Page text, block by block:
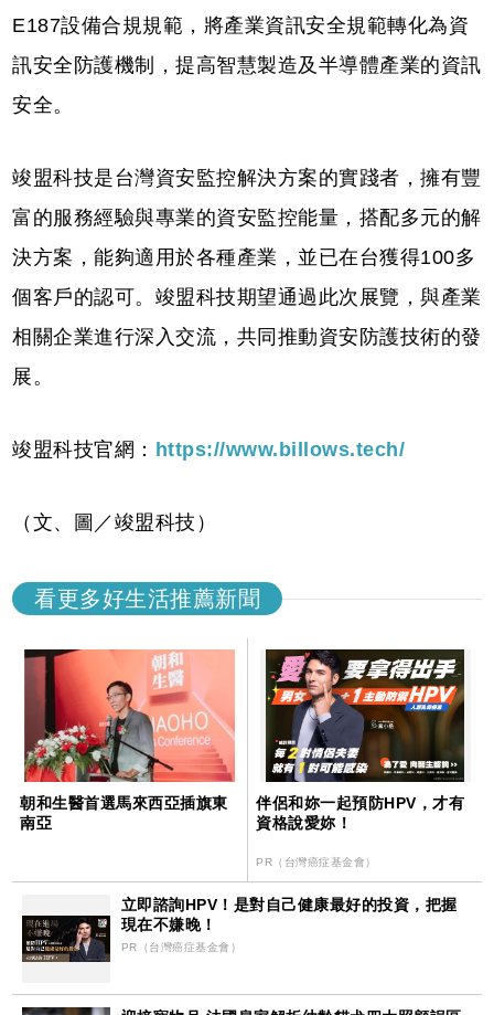
E187設備合規規範，將產業資訊安全規範轉化為資
訊安全防護機制，提高智慧製造及半導體產業的資訊
安全。
竣盟科技是台灣資安監控解決方案的實踐者，擁有豐
富的服務經驗與專業的資安監控能量，搭配多元的解
決方案，能夠適用於各種產業，並已在台獲得100多
個客戶的認可。竣盟科技期望通過此次展覽，與產業
相關企業進行深入交流，共同推動資安防護技術的發
展。
竣盟科技官網： https://www.billows.tech/
（文、圖／竣盟科技）
看更多好生活推薦新聞
朝和生醫首選馬來西亞插旗東
南亞
伴侶和妳一起預防HPV，才有
資格說愛妳！
PR（台灣癌症基金會）
立即諮詢HPV！是對自己健康最好的投資，把握
現在不嫌晚！
PR（台灣癌症基金會）